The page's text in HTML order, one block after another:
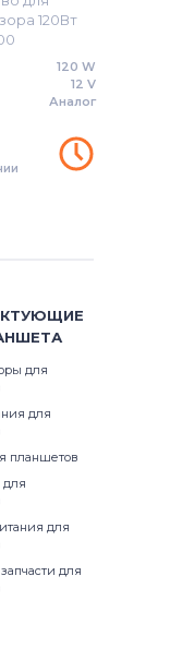
HP
120Вт
120 W
12 V
Аналог
для
для
планшетов
для
для
для